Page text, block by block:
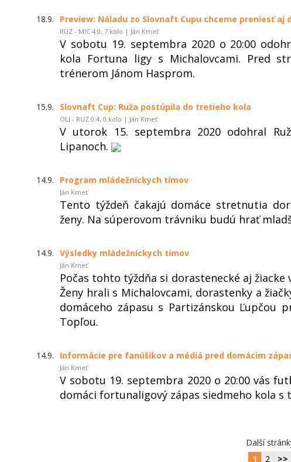
18.9. Preview: Náladu zo Slovnaft Cupu chceme preniesť aj
RUZ - MIC 4:0, 7.kolo | Ján Kmeť
V sobotu 19. septembra 2020 o 20:00
kola Fortuna ligy s Michalovcami. Pred
trénerom Jánom Hasprom.
15.9. Slovnaft Cup: Ruža postúpila do tretieho kola
OLI - RUZ 0:4, 0.kolo | Ján Kmeť
V utorok 15. septembra 2020 odohral
Lipanoch.
14.9. Program mládežníckych tímov
Ján Kmeť
Tento týždeň čakajú domáce stretnutia
ženy. Na súperovom trávniku budú hrať
14.9. Výsledky mládežníckych tímov
Ján Kmeť
Počas tohto týždňa si dorastenecké aj
Ženy hrali s Michalovcami, dorastenky a
domáceho zápasu s Partizánskou Ľupčou
Topľou.
14.9. Informácie pre fanúšikov a médiá pred domácim
Ján Kmeť
V sobotu 19. septembra 2020 o 20:00 vás
domáci fortunaligový zápas siedmeho kola s
Další
1
2 >>